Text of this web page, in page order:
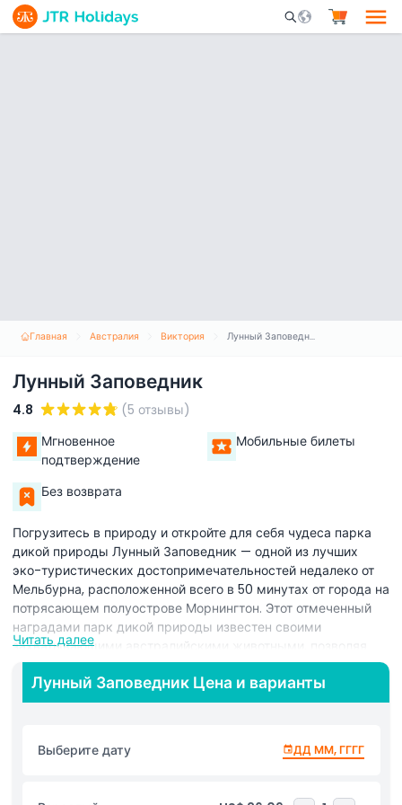
Mobile Search
Главная Австралия Виктория Лунный Заповедник
Лунный Заповедник
4.8
(5 отзывы)
Мгновенное
подтверждение
Мобильные билеты
Без возврата
Погрузитесь в природу и откройте для себя чудеса парка
дикой природы Лунный Заповедник — одной из лучших
эко-туристических достопримечательностей недалеко от
Мельбурна, расположенной всего в 50 минутах от города на
потрясающем полуострове Морнингтон. Этот отмеченный
наградами парк дикой природы известен своими
захватывающими австралийскими животными, позволяя
посетителям получить редкую возможность познакомиться
с более чем 70 видами местных животных в спокойной
природе буша. Кормите дружелюбных кенгуру и валлаби
встречайте знаковых австралийских животных, таких как
вомбаты, эму и ярких попугаев. Лунный Заповедник также
познавательные встречи с исчезающими видами, такими
Читать далее
Лунный Заповедник Цена и варианты
Выберите дату ДД ММ, ГГГГ